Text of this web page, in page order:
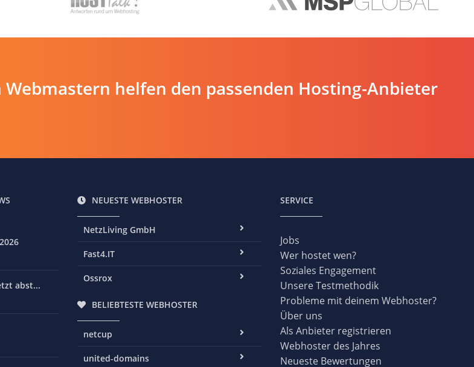
helfen den passenden Hosting-Anbieter
abst...
NEUESTE WEBHOSTER
NetzLiving GmbH
Fast4.IT
Ossrox
BELIEBTESTE WEBHOSTER
netcup
united-domains
SERVICE
Jobs
Wer hostet wen?
Soziales Engagement
Unsere Testmethodik
Probleme mit deinem Webhoster?
Über uns
Als Anbieter registrieren
Webhoster des Jahres
Neueste Bewertungen